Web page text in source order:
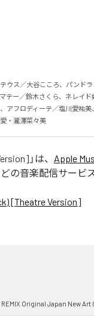
ウス／大谷こころ、パンド
テー／鈴木さくら、ネレイド
アフロディーテ／塩川愛祐美
・瀧澤菜々美
」は、 Apple
の音楽配信サービ
[Theatre Version]
REMIX Original Japan New Art